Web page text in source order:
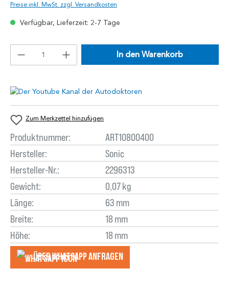
Preise inkl. MwSt. zzgl. Versandkosten
Verfügbar, Lieferzeit: 2-7 Tage
In den Warenkorb
Zum Merkzettel hinzufügen
Produktnummer:
ART10800400
Hersteller:
Sonic
Hersteller-Nr.:
2296313
Gewicht:
0,07 kg
Länge:
63 mm
Breite:
18 mm
Höhe:
18 mm
Über WhatsApp anfragеn